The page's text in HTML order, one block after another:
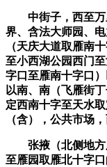
中街子，西至万
界、含法大师园、
（天庆大道取雁南
至小西湖公园西门
字口至雁南十字口
以南、南（飞雁街
定西南十字至天水
（含），公共市场
张掖（北侧地方
至雁园取雁北十字